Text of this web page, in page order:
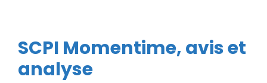
SCPI Momentime, avis et
analyse